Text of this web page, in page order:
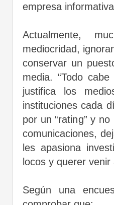
empresa
Actualmente,
mediocridad,
conservar un
media. “Todo
justifica los
instituciones cada
por un “rating” y
comunicaciones,
les apasiona
locos y querer
Según una